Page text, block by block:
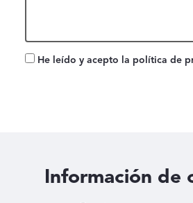
He leído y acepto la política de
Información de